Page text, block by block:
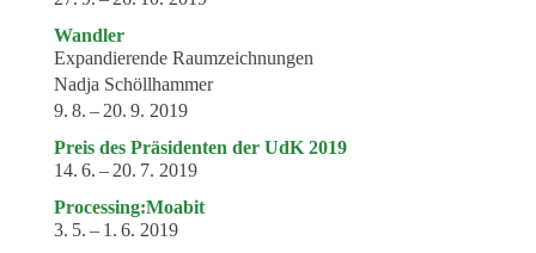
Wandler
Expandierende Raumzeichnungen
Nadja Schöllhammer
9. 8. – 20. 9. 2019
Preis des Präsidenten der UdK 2019
14. 6. – 20. 7. 2019
Processing:Moabit
3. 5. – 1. 6. 2019